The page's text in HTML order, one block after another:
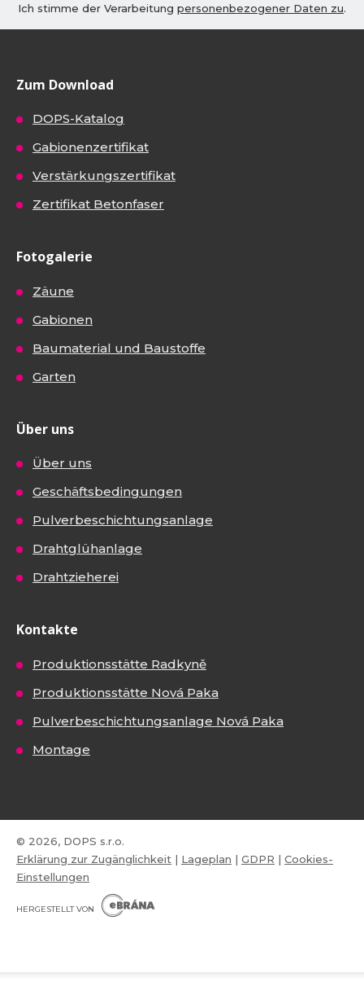
Ich stimme der Verarbeitung personenbezogener Daten zu.
Zum Download
DOPS-Katalog
Gabionenzertifikat
Verstärkungszertifikat
Zertifikat Betonfaser
Fotogalerie
Zäune
Gabionen
Baumaterial und Baustoffe
Garten
Über uns
Über uns
Geschäftsbedingungen
Pulverbeschichtungsanlage
Drahtglühanlage
Drahtzieherei
Kontakte
Produktionsstätte Radkyně
Produktionsstätte Nová Paka
Pulverbeschichtungsanlage Nová Paka
Montage
© 2026, DOPS s.r.o.
Erklärung zur Zugänglichkeit | Lageplan | GDPR | Cookies-
Einstellungen
HERGESTELLT VON
B